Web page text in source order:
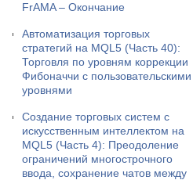
FrAMA – Окончание
Автоматизация торговых
стратегий на MQL5 (Часть 40):
Торговля по уровням коррекции
Фибоначчи с пользовательскими
уровнями
Создание торговых систем с
искусственным интеллектом на
MQL5 (Часть 4): Преодоление
ограничений многострочного
ввода, сохранение чатов между